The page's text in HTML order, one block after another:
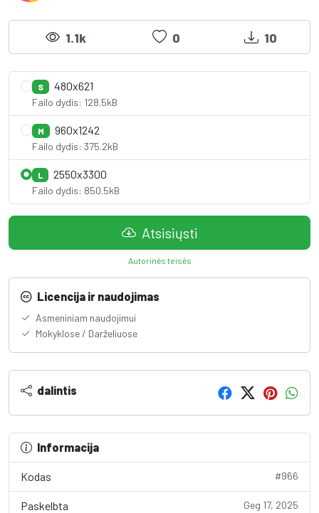
1.1k 0 10
S 480x621
Failo dydis: 128.5kB
M 960x1242
Failo dydis: 375.2kB
L 2550x3300
Failo dydis: 850.5kB
Atsisiųsti
Autorinės teisės
Licencija ir naudojimas
Asmeniniam naudojimui
Mokyklose / Darželiuose
dalintis
Informacija
Kodas #966
Paskelbta Geg 17, 2025